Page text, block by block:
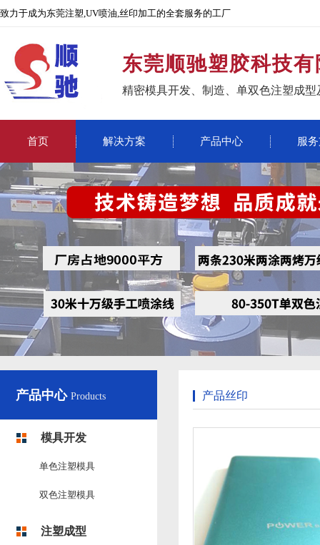
致力于成为东莞注塑,UV喷油,丝印加工的全套服务的工厂
东莞顺驰塑胶科技
精密模具开发、制造、单双色注塑成
首页 解决方案 产品中心 服
产品中心 Products
模具开发
单色注塑模具
双色注塑模具
注塑成型
产品丝印